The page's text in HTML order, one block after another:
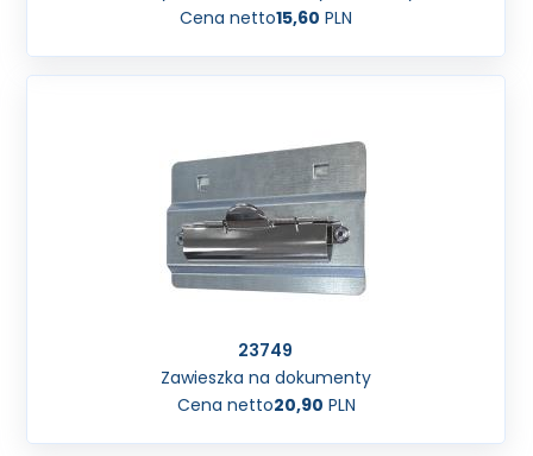
Cena netto15,60 PLN
23749
Zawieszka na dokumenty
Cena netto20,90 PLN